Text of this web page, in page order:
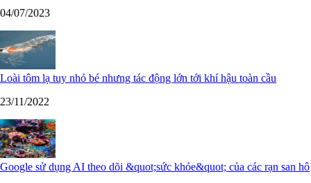
04/07/2023
Loài tôm lạ tuy nhỏ bé nhưng tác động lớn tới khí hậu toàn cầu
23/11/2022
Google sử dụng AI theo dõi &quot;sức khỏe&quot; của các rạn san hô